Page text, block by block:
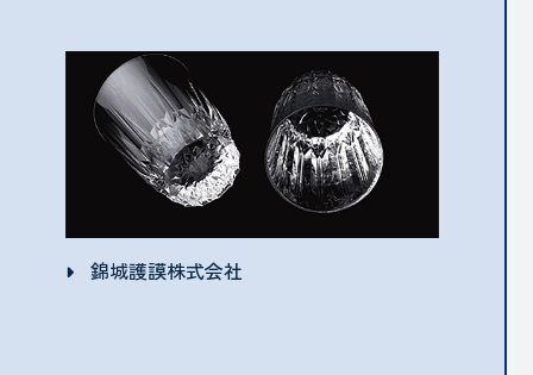
錦城護謨株式会社